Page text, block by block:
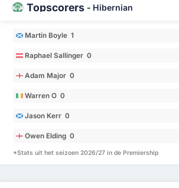
Topscorers - Hibernian
Martin Boyle 1
Raphael Sallinger 0
Adam Major 0
Warren O 0
Jason Kerr 0
Owen Elding 0
*Stats uit het seizoen 2026/27 in de Premiership